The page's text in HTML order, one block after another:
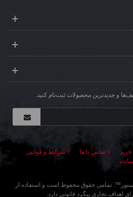
و جدیدترین محصولات ثبت‌نام کنید.
خرید تماس با ما
شرایط و قوانین
™. تمامی حقوق محفوظ است و استفاده از
اهداف تجاری پیگرد قانونی دارد.